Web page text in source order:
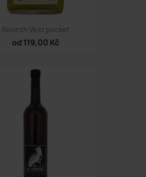
Absinth Vest pocket
od 119,00 Kč